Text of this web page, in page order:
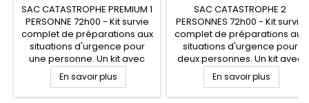
SAC CATASTROPHE PREMIUM 1
PERSONNE 72h00 - Kit survie
complet de préparations aux
situations d'urgence pour
une personne. Un kit avec
équipement de survie
complet pour répondre aux
besoins de premières
En savoir plus
SAC CATASTROPHE 2
PERSONNES 72h00 - Kit survie
complet de préparations aux
situations d'urgence pour
deux personnes. Un kit avec
équipement de survie
complet pour répondre aux
besoins de premières
En savoir plus